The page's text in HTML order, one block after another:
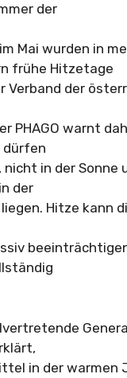
der
Mai wurden in
frühe Hitzetage
Verband der
PHAGO warnt
dürfen
in der Sonne
der
Hitze kann
in der warmen